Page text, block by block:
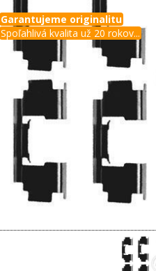
Garantujeme originalitu
Spoľahlivá kvalita už 20 rokov...